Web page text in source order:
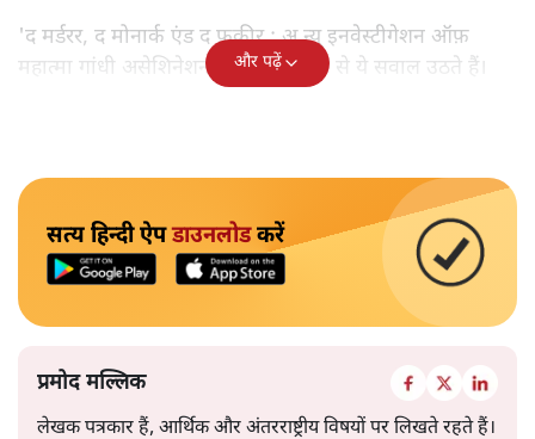
'द मर्डरर, द मोनार्क एंड द फ़कीर : अ न्यू इनवेस्टीगेशन ऑफ़
महात्मा गांधी असेशिनेशन' नामक किताब से ये सवाल उठते हैं।
और पढ़ें
सत्य हिन्दी ऐपडाउनलोडकरें
प्रमोद मल्लिक
लेखक पत्रकार हैं, आर्थिक और अंतरराष्ट्रीय विषयों पर लिखते रहते हैं।